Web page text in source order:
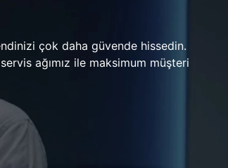
çok daha güvende hissedin.
ağımız ile maksimum müşteri